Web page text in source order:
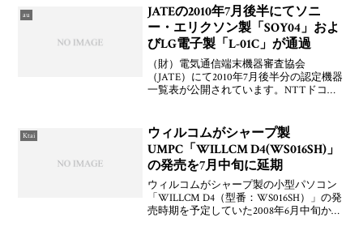
DENKI）
au
JATEの2010年7月後半にてソニ
ー・エリクソン製「SOY04」およ
びLG電子製「L-01C」が通過
（財）電気通信端末機器審査協会
（JATE）にて2010年7月後半分の認定機器
一覧表が公開されています。NTTドコモ
ソン・モバイルコミュニケーションズ
Ktai
ウィルコムがシャープ製
UMPC「WILLCM D4(WS016SH)」
の発売を7月中旬に延期
ウィルコムがシャープ製の小型パソコン
「WILLCM D4（型番：WS016SH）」の発
売時期を予定していた2008年6月中旬から